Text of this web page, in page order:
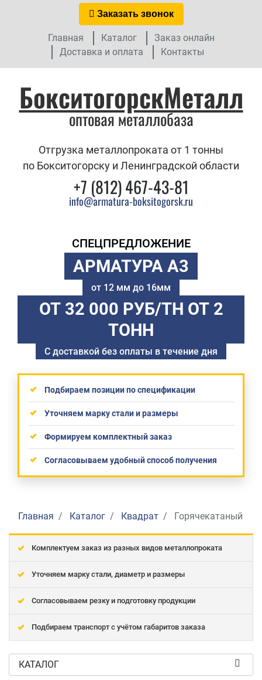
Заказать звонок
Главная Каталог
Заказ онлайн
Доставка и оплата
Контакты
БокситогорскМеталл
оптовая металлобаза
Отгрузка металлопроката от 1 тонны
по Бокситогорску и Ленинградской области
+7 (812) 467-43-81
info@armatura-boksitogorsk.ru
СПЕЦПРЕДЛОЖЕНИЕ
АРМАТУРА А3
от 12 мм до 16мм
ОТ 32 000 РУБ/ТН ОТ 2
ТОНН
С доставкой без оплаты в течение дня
Подбираем позиции по спецификации
Уточняем марку стали и размеры
Формируем комплектный заказ
Согласовываем удобный способ получения
Главная Каталог Квадрат Горячекатаный
Комплектуем заказ из разных видов металлопроката
Уточняем марку стали, диаметр и размеры
Согласовываем резку и подготовку продукции
Подбираем транспорт с учётом габаритов заказа
КАТАЛОГ